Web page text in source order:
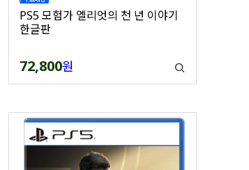
PS5 모험가 엘리엇의 천 년 이야기
한글판
72,800원